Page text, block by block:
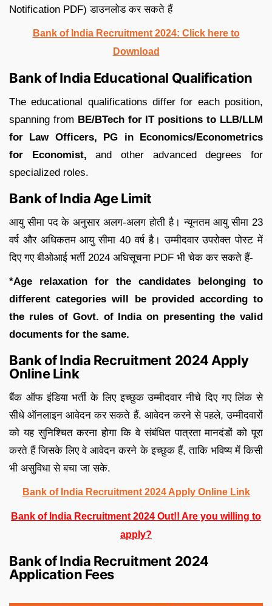
Notification PDF) डाउनलोड कर सकते हैं
Bank of India Recruitment 2024: Click here to
Download
Bank of India Educational Qualification
The educational qualifications differ for each position,
spanning from BE/BTech for IT positions to LLB/LLM
for Law Officers, PG in Economics/Econometrics
for Economist, and other advanced degrees for
specialized roles.
Bank of India Age Limit
आयु सीमा पद के अनुसार अलग-अलग होती है। न्यूनतम आयु सीमा 23
वर्ष और अधिकतम आयु सीमा 40 वर्ष है। उम्मीदवार उपरोक्त पोस्ट में
दिए गए बीओआई भर्ती 2024 अधिसूचना PDF भी चेक कर सकते हैं-
*Age relaxation for the candidates belonging to
different categories will be provided according to
the rules of Govt. of India on presenting the valid
documents for the same.
Bank of India Recruitment 2024 Apply
Online Link
बैंक ऑफ इंडिया भर्ती के लिए इच्छुक उम्मीदवार नीचे दिए गए लिंक से
सीधे ऑनलाइन आवेदन कर सकते हैं. आवेदन करने से पहले, उम्मीदवारों
को यह सुनिश्चित करना होगा कि वे संबंधित पात्रता मानदंडों को पूरा
करते हैं जिसके लिए वे आवेदन करने के इच्छुक हैं, ताकि भविष्य में किसी
भी असुविधा से बचा जा सके.
Bank of India Recruitment 2024 Apply Online Link
Bank of India Recruitment 2024 Out!! Are you willing to
apply?
Bank of India Recruitment 2024
Application Fees